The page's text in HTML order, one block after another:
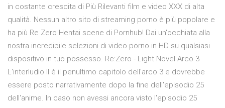
in costante crescita di Più Rilevanti film e video XXX di alta
qualità. Nessun altro sito di streaming porno è più popolare e
ha più Re Zero Hentai scene di Pornhub! Dai un'occhiata alla
nostra incredibile selezioni di video porno in HD su qualsiasi
dispositivo in tuo possesso. Re:Zero - Light Novel Arco 3
L'interludio II è il penultimo capitolo dell'arco 3 e dovrebbe
essere posto narrativamente dopo la fine dell'episodio 25
dell'anime. In caso non avessi ancora visto l'episodio 25